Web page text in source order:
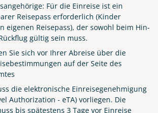
Für die Einreise ist ein
Reisepass erforderlich (Kinder
eigenen Reisepass), der sowohl beim Hin-
gültig sein muss.
Sie sich vor Ihrer Abreise über die
auf der Seite des
die elektronische Einreisegenehmigung
Authorization - eTA) vorliegen. Die
bis spätestens 3 Tage vor Einreise